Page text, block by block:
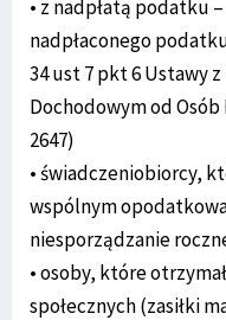
• z nadpłatą podatku
nadpłaconego
34 ust 7 pkt 6 Ustawy
Dochodowym od Osób
2647)
• świadczeniobiorcy,
wspólnym
niesporządzanie
• osoby, które
społecznych (zasiłki